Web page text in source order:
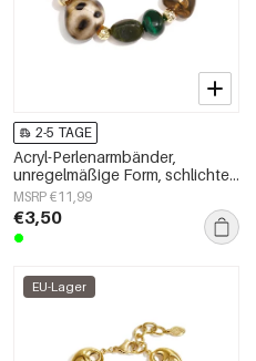
2-5 TAGE
Acryl-Perlenarmbänder,
unregelmäßige Form, schlichte
Alltagsserie, Damenschmuck
MSRP €11,99
€3,50
EU-Lager